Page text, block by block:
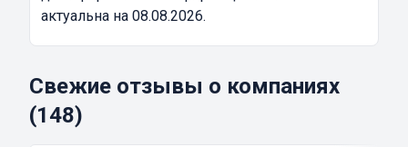
актуальна на 08.08.2026.
Свежие отзывы о компаниях
(148)